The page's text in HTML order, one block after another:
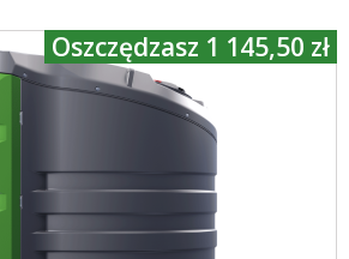
Oszczędzasz 1 145,50 zł